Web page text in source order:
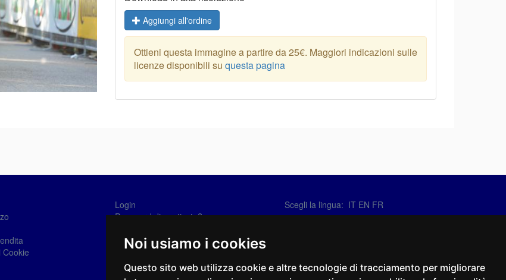
Noi usiamo i cookies
Questo sito web utilizza cookie e altre tecnologie di tracciamento per migliorare
Aggiungi all'ordine
Ottieni questa immagine a partire da 25€. Maggiori indicazioni sulle
licenze disponibili su questa pagina
Cookie
Login
Password dimenticata?
Scegli la lingua: IT EN FR
Social